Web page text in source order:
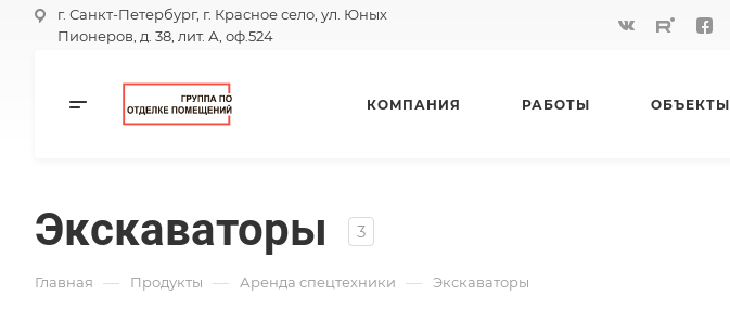
г. Санкт-Петербург, г. Красное село, ул. Юных
Пионеров, д. 38, лит. А, оф.524
КОМПАНИЯ РАБОТЫ ОБЪЕКТЫ
Экскаваторы 3
Главная — Продукты — Аренда спецтехники — Экскаваторы